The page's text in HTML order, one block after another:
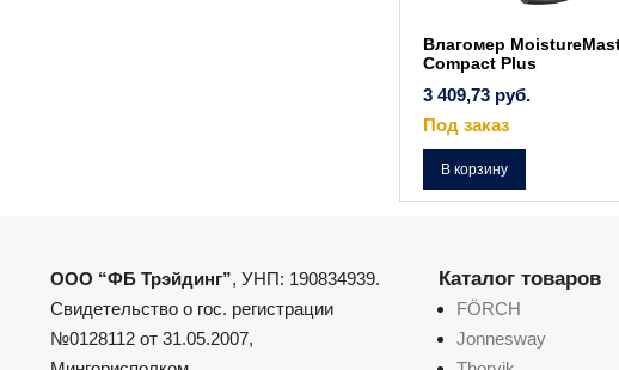
Влагомер
Compact Plus
3 409,73 руб.
Под заказ
В корзину
ООО “ФБ Трэйдинг”, УНП: 190834939.
Свидетельство о гос. регистрации
№0128112 от 31.05.2007,
Каталог товаров
FÖRCH
Jonnesway